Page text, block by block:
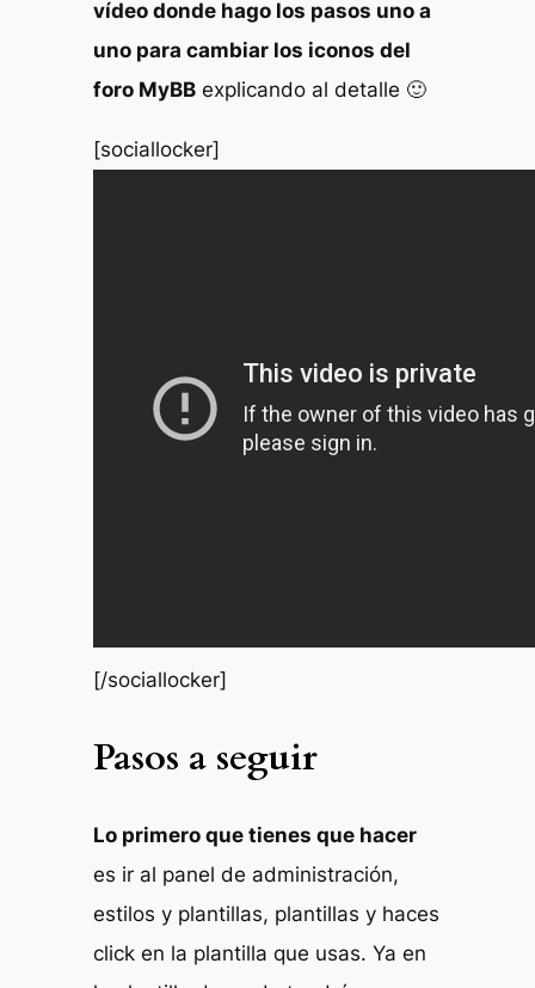
vídeo donde hago los pasos uno a
uno para cambiar los iconos del
foro MyBB explicando al detalle 🙂
[sociallocker]
[/sociallocker]
Pasos a seguir
Lo primero que tienes que hacer
es ir al panel de administración,
estilos y plantillas, plantillas y haces
click en la plantilla que usas. Ya en